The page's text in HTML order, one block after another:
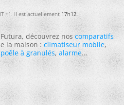
+1. Il est actuellement17h12.
découvrez noscomparatifs
la maison :climatiseur mobile,
poêle à granulés,alarme...